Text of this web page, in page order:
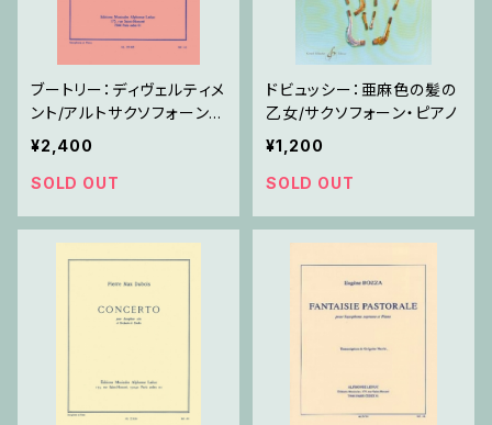
ブートリー：ディヴェルティメ
ント/アルトサクソフォーン・
ピアノ
¥2,400
SOLD OUT
ドビュッシー：亜麻色の髪の
乙女/サクソフォーン・ピアノ
¥1,200
SOLD OUT